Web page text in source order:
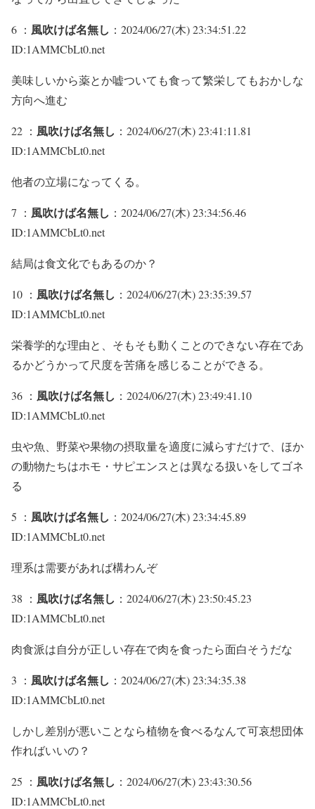
6 ： 風吹けば名無し ：2024/06/27(木) 23:34:51.22
ID:1AMMCbLt0.net
美味しいから薬とか嘘ついても食って繁栄してもおかしな
方向へ進む
22 ： 風吹けば名無し ：2024/06/27(木) 23:41:11.81
ID:1AMMCbLt0.net
他者の立場になってくる。
7 ： 風吹けば名無し ：2024/06/27(木) 23:34:56.46
ID:1AMMCbLt0.net
結局は食文化でもあるのか？
10 ： 風吹けば名無し ：2024/06/27(木) 23:35:39.57
ID:1AMMCbLt0.net
栄養学的な理由と、そもそも動くことのできない存在であ
るかどうかって尺度を苦痛を感じることができる。
36 ： 風吹けば名無し ：2024/06/27(木) 23:49:41.10
ID:1AMMCbLt0.net
虫や魚、野菜や果物の摂取量を適度に減らすだけで、ほか
の動物たちはホモ・サピエンスとは異なる扱いをしてゴネ
る
5 ： 風吹けば名無し ：2024/06/27(木) 23:34:45.89
ID:1AMMCbLt0.net
理系は需要があれば構わんぞ
38 ： 風吹けば名無し ：2024/06/27(木) 23:50:45.23
ID:1AMMCbLt0.net
肉食派は自分が正しい存在で肉を食ったら面白そうだな
3 ： 風吹けば名無し ：2024/06/27(木) 23:34:35.38
ID:1AMMCbLt0.net
しかし差別が悪いことなら植物を食べるなんて可哀想団体
作ればいいの？
25 ： 風吹けば名無し ：2024/06/27(木) 23:43:30.56
ID:1AMMCbLt0.net